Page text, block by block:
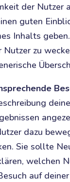
der Nutzer
guten
Inhalts
Nutzer zu
dazu
Sie sollte
welchen
auf